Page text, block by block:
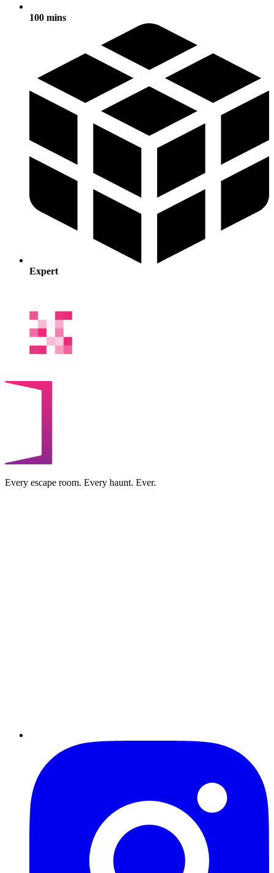
100 mins
Expert
Every escape room. Every haunt. Ever.